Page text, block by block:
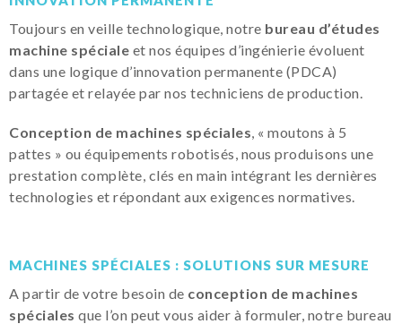
Toujours en veille technologique, notre bureau d’études
machine spéciale et nos équipes d’ingénierie évoluent
dans une logique d’innovation permanente (PDCA)
partagée et relayée par nos techniciens de production.
Conception de machines spéciales , « moutons à 5
pattes » ou équipements robotisés, nous produisons une
prestation complète, clés en main intégrant les dernières
technologies et répondant aux exigences normatives.
MACHINES SPÉCIALES : SOLUTIONS SUR MESURE
A partir de votre besoin de conception de machines
spéciales que l’on peut vous aider à formuler, notre bureau